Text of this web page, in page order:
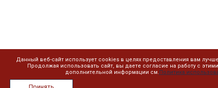
Данный веб-сайт использует cookies в целях предоставления вам
Продолжая использовать сайт, вы даете согласие на работу с
дополнительной информации см.Политика